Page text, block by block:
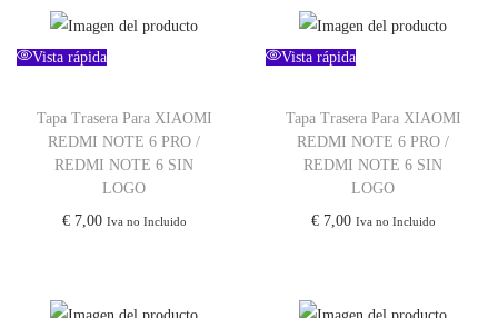
Vista rápida
Tapa Trasera Para XIAOMI
REDMI NOTE 6 PRO /
REDMI NOTE 6 SIN
LOGO
€7,00 Iva no Incluido
Vista rápida
Tapa Trasera Para XIAOMI
REDMI NOTE 6 PRO /
REDMI NOTE 6 SIN
LOGO
€7,00 Iva no Incluido